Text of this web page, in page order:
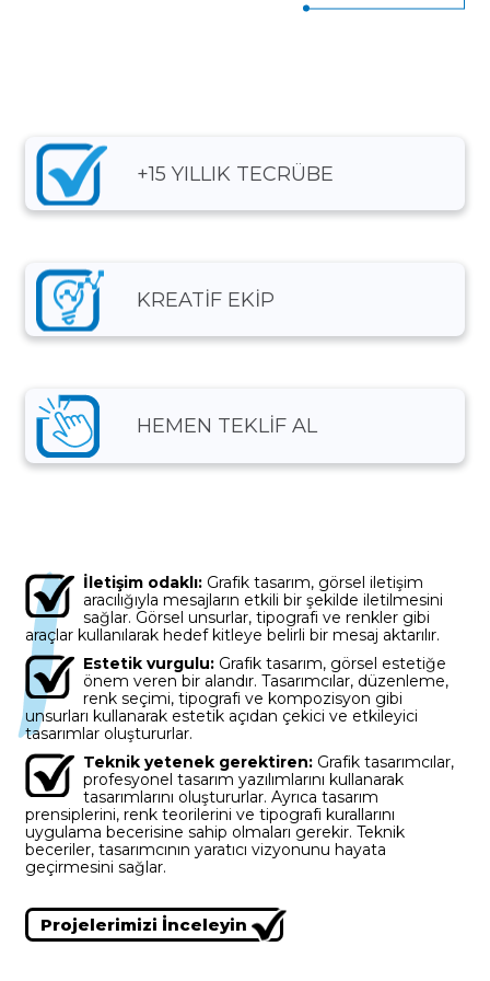
3
4
5
6
7
8
9
3
4
5
6
8
9
1
2
3
4
6
7
8
4
5
7
9
4
9
9
+15 YILLIK TECRÜBE
KREATİF EKİP
HEMEN TEKLİF AL
İletişim odaklı: Grafik tasarım, görsel iletişim
aracılığıyla mesajların etkili bir şekilde iletilmesini
sağlar. Görsel unsurlar, tipografi ve renkler gibi
araçlar kullanılarak hedef kitleye belirli bir mesaj aktarılır.
Estetik vurgulu: Grafik tasarım, görsel estetiğe
önem veren bir alandır. Tasarımcılar, düzenleme,
renk seçimi, tipografi ve kompozisyon gibi
unsurları kullanarak estetik açıdan çekici ve etkileyici
tasarımlar oluştururlar.
Teknik yetenek gerektiren: Grafik tasarımcılar,
profesyonel tasarım yazılımlarını kullanarak
tasarımlarını oluştururlar. Ayrıca tasarım
prensiplerini, renk teorilerini ve tipografi kurallarını
uygulama becerisine sahip olmaları gerekir. Teknik
beceriler, tasarımcının yaratıcı vizyonunu hayata
geçirmesini sağlar.
Projelerimizi İnceleyin